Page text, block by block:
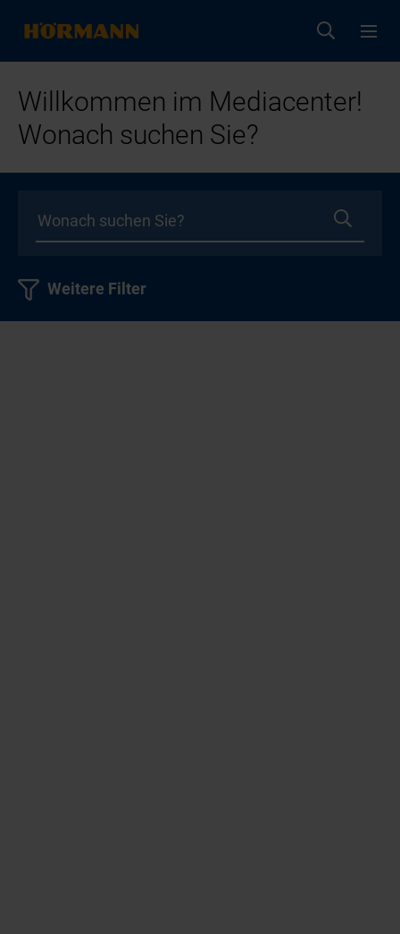
Willkommen im Mediacenter!
Wonach suchen Sie?
Weitere Filter